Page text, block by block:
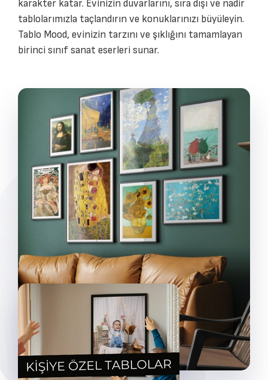
karakter katar. Evinizin duvarlarını, sıra dışı ve nadir
tablolarımızla taçlandırın ve konuklarınızı büyüleyin.
Tablo Mood, evinizin tarzını ve şıklığını tamamlayan
birinci sınıf sanat eserleri sunar.